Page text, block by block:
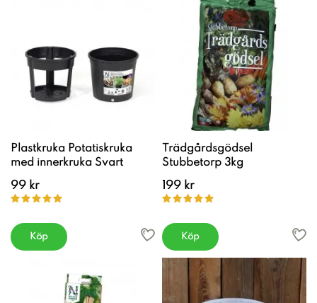
Plastkruka Potatiskruka
med innerkruka Svart
99 kr
Köp
Trädgårdsgödsel
Stubbetorp 3kg
199 kr
Köp